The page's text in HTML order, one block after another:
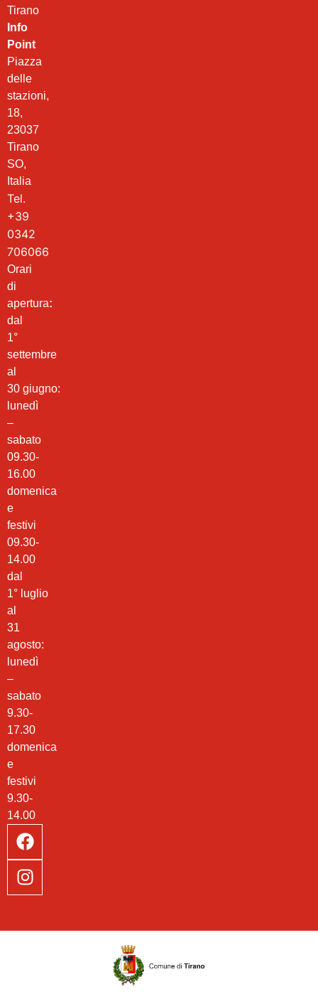
Tirano
Info
Point
Piazza
delle
stazioni,
18,
23037
Tirano
SO,
Italia
Tel.
+39
0342
706066
Orari
di
apertura:
dal
1°
settembre
al
30 giugno:
lunedì
–
sabato
09.30-
16.00
domenica
e
festivi
09.30-
14.00
dal
1° luglio
al
31
agosto:
lunedì
–
sabato
9.30-
17.30
domenica
e
festivi
9.30-
14.00